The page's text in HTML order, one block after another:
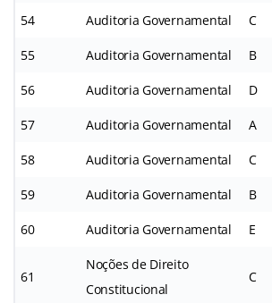
54 Auditoria Governamental C
55 Auditoria Governamental B
56 Auditoria Governamental D
57 Auditoria Governamental A
58 Auditoria Governamental C
59 Auditoria Governamental B
60 Auditoria Governamental E
61
Noções de Direito
Constitucional
C